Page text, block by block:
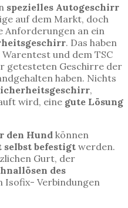
spezielles Autogeschirr
auf dem Markt, doch
Anforderungen an ein
. Das haben
und dem TSC
getesteten Geschirre der
haben. Nichts
,
wird, eine gute Lösung
den Hund können
befestigt werden.
Gurt, der
des
Isofix- Verbindungen